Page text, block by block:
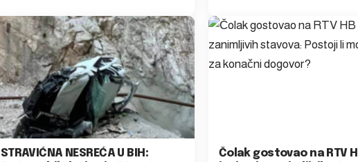
STRAVIĆNA NESREĆA U BIH:
Čolak gostovao na RTV